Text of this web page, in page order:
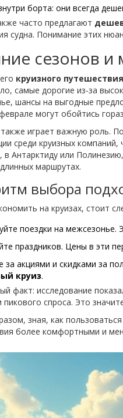
борта: они всегда
часто предлагают
судна. Понимание этих
сезонов
круизного путешествия
самые дорогие из-за
шансы на выгодные
могут обойтись
играет важную роль.
среди круизных
в Антарктиду или
маршрутах.
выбора
на круизах, стоит
поездки на
праздников. Цены в эти
за акциями и скидками за
круиз.
факт: исследование
пикового спроса. Это
зная, как
более комфортными и